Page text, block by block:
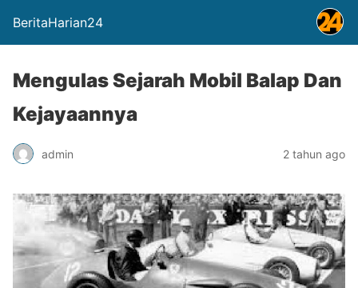
BeritaHarian24
Mengulas Sejarah Mobil Balap Dan
Kejayaannya
admin 2 tahun ago